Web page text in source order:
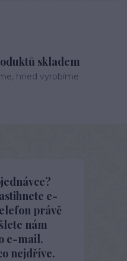
skladem
hned vyrobíme
e-
právě
nám
e-mail.
nejdříve.